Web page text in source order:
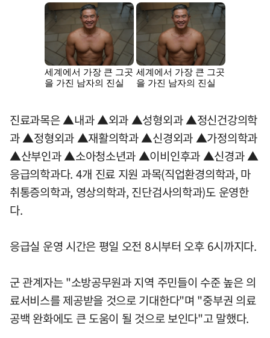
진료과목은 ▲내과 ▲외과 ▲성형외과 ▲정신건강의학
과 ▲정형외과 ▲재활의학과 ▲신경외과 ▲가정의학과
▲산부인과 ▲소아청소년과 ▲이비인후과 ▲신경과 ▲
응급의학과다. 4개 진료 지원 과목(직업환경의학과, 마
취통증의학과, 영상의학과, 진단검사의학과)도 운영한
다.
응급실 운영 시간은 평일 오전 8시부터 오후 6시까지다.
군 관계자는 "소방공무원과 지역 주민들이 수준 높은 의
료서비스를 제공받을 것으로 기대한다"며 "중부권 의료
공백 완화에도 큰 도움이 될 것으로 보인다"고 말했다.